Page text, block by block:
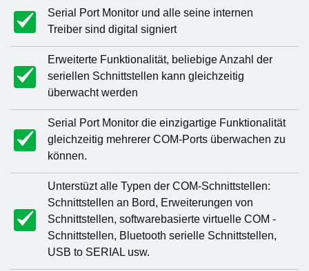
Serial Port Monitor und alle seine internen
Treiber sind digital signiert
Erweiterte Funktionalität, beliebige Anzahl der
seriellen Schnittstellen kann gleichzeitig
überwacht werden
Serial Port Monitor die einzigartige Funktionalität
gleichzeitig mehrerer COM-Ports überwachen zu
können.
Unterstüzt alle Typen der COM-Schnittstellen:
Schnittstellen an Bord, Erweiterungen von
Schnittstellen, softwarebasierte virtuelle COM -
Schnittstellen, Bluetooth serielle Schnittstellen,
USB to SERIAL usw.